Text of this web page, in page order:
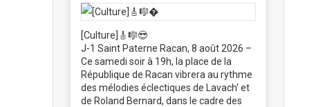
[Culture]🎸🎼😎
J-1 Saint Paterne Racan, 8 août 2026 –
Ce samedi soir à 19h, la place de la
République de Racan vibrera au rythme
des mélodies éclectiques de Lavach' et
de Roland Bernard, dans le cadre des